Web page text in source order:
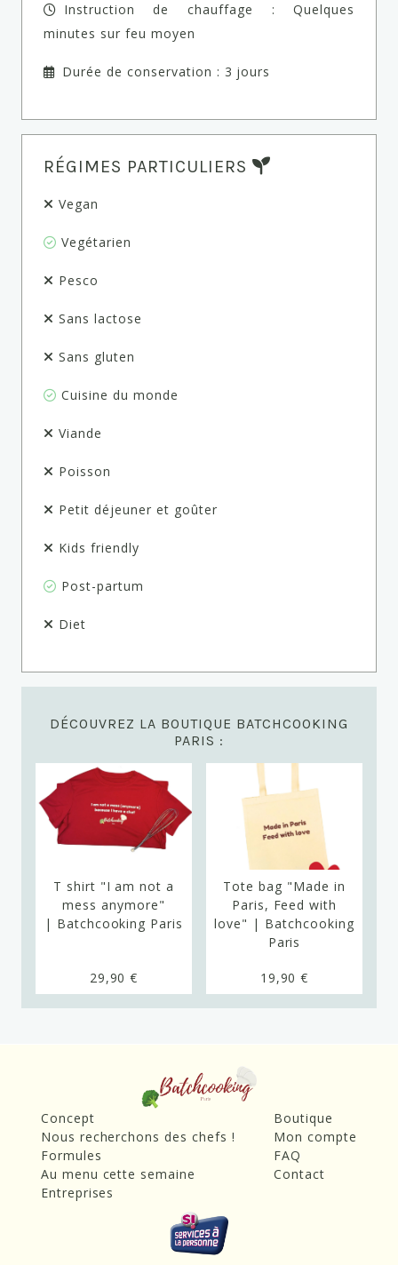
Instruction de chauffage : Quelques
minutes sur feu moyen
Durée de conservation : 3 jours
RÉGIMES PARTICULIERS
Vegan
Vegétarien
Pesco
Sans lactose
Sans gluten
Cuisine du monde
Viande
Poisson
Petit déjeuner et goûter
Kids friendly
Post-partum
Diet
DÉCOUVREZ LA BOUTIQUE BATCHCOOKING
PARIS :
T shirt "I am not a
mess anymore"
| Batchcooking Paris
29,90 €
Tote bag "Made in
Paris, Feed with
love" | Batchcooking
Paris
19,90 €
Concept
Nous recherchons des chefs !
Formules
Au menu cette semaine
Entreprises
Boutique
Mon compte
FAQ
Contact